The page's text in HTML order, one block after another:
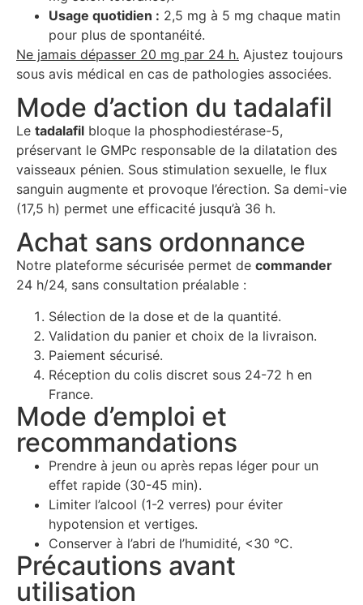
Usage quotidien : 2,5 mg à 5 mg chaque matin
pour plus de spontanéité.
Ne jamais dépasser 20 mg par 24 h. Ajustez toujours
sous avis médical en cas de pathologies associées.
Mode d’action du tadalafil
Le tadalafil bloque la phosphodiestérase-5,
préservant le GMPc responsable de la dilatation des
vaisseaux pénien. Sous stimulation sexuelle, le flux
sanguin augmente et provoque l’érection. Sa demi-vie
(17,5 h) permet une efficacité jusqu’à 36 h.
Achat sans ordonnance
Notre plateforme sécurisée permet de commander
24 h/24, sans consultation préalable :
Sélection de la dose et de la quantité.
Validation du panier et choix de la livraison.
Paiement sécurisé.
Réception du colis discret sous 24-72 h en
France.
Mode d’emploi et
recommandations
Prendre à jeun ou après repas léger pour un
effet rapide (30-45 min).
Limiter l’alcool (1-2 verres) pour éviter
hypotension et vertiges.
Conserver à l’abri de l’humidité, <30 °C.
Précautions avant
utilisation